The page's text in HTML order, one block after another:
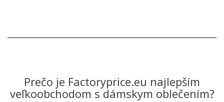
Prečo je Factoryprice.eu najlepším
veľkoobchodom s dámskym oblečením?